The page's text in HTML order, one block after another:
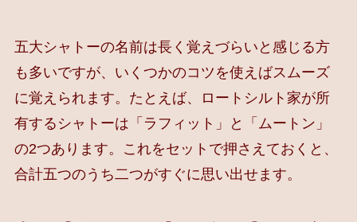
五大シャトーの名前は長く覚えづらいと感じる方
も多いですが、いくつかのコツを使えばスムーズ
に覚えられます。たとえば、ロートシルト家が所
有するシャトーは「ラフィット」と「ムートン」
の2つあります。これをセットで押さえておくと、
合計五つのうち二つがすぐに思い出せます。